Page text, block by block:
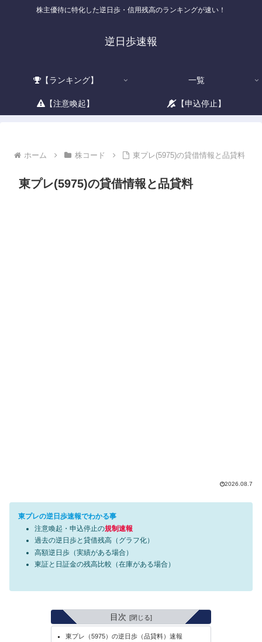
株主優待に特化した逆日歩・信用残高のランキングが速い！
逆日歩速報
【ランキング】 一覧
【注意喚起】 【申込停止】
ホーム 株コード 東プレ(5975)の貸借情報と品貸料
東プレ(5975)の貸借情報と品貸料
2026.08.7
東プレの逆日歩速報でわかる事
注意喚起・申込停止の規制速報
過去の逆日歩と貸借残高（グラフ化）
高額逆日歩（実績がある場合）
東証と日証金の残高比較（在庫がある場合）
目次
東プレ（5975）の逆日歩（品貸料）速報